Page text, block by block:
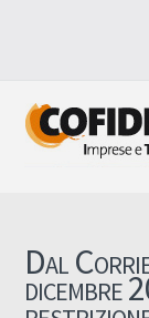
Dal
dicembre